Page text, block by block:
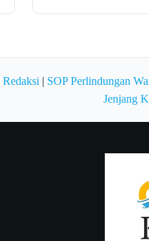
Redaksi | SOP Perlindungan
Jenjang